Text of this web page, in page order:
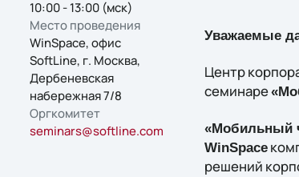
10:00 - 13:00 (мск)
Место проведения
WinSpace, офис
SoftLine, г. Москва,
Дербеневская
набережная 7/8
Оргкомитет
seminars@softline.com
Уважаемые
Центр
семинаре
«Мобильный
WinSpace
решений